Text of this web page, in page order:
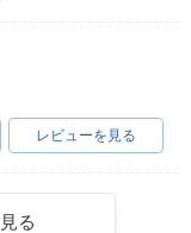
レビューを見る
る